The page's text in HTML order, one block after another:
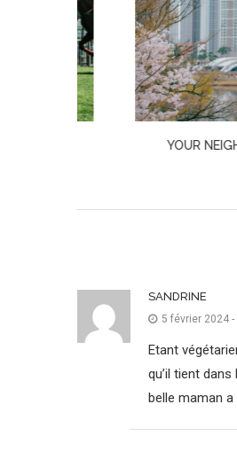
YOUR
SANDRINE
5 février 2024
Etant
qu’il tient
belle maman